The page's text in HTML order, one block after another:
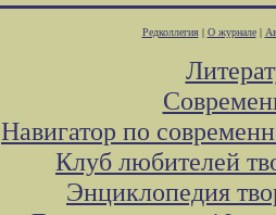
Редколлегия| О журнале|
Навигатор по
Клуб любителей
Энциклопедия